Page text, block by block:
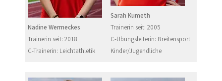
Nadine Wermeckes
Trainerin seit: 2018
C-Trainerin: Leichtathletik
Sarah Kumeth
Trainerin seit: 2005
C-Übungsleiterin: Breitensport
Kinder/Jugendliche